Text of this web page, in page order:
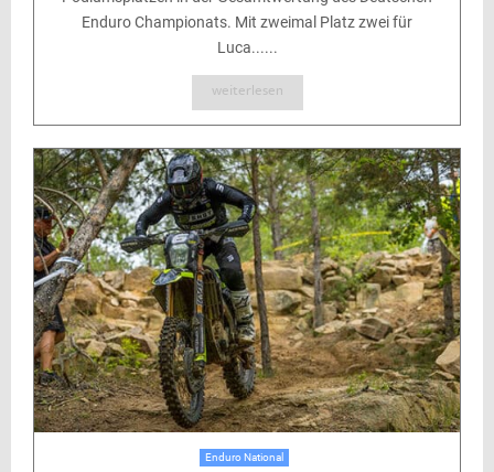
Enduro Championats. Mit zweimal Platz zwei für
Luca......
weiterlesen
Enduro National